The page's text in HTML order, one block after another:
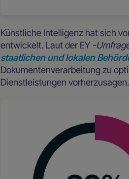
Künstliche Intelligenz hat sich
entwickelt. Laut der EY -
staatlichen und lokalen
Dokumentenverarbeitung zu
Dienstleistungen vorherzusagen.